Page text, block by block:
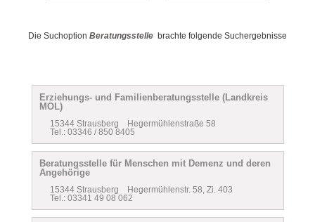
Die Suchoption Beratungsstelle brachte folgende Suchergebnisse
Erziehungs- und Familienberatungsstelle (Landkreis
MOL)
15344 Strausberg Hegermühlenstraße 58
Tel.: 03346 / 850 8405
Beratungsstelle für Menschen mit Demenz und deren
Angehörige
15344 Strausberg Hegermühlenstr. 58, Zi. 403
Tel.: 03341 49 08 062